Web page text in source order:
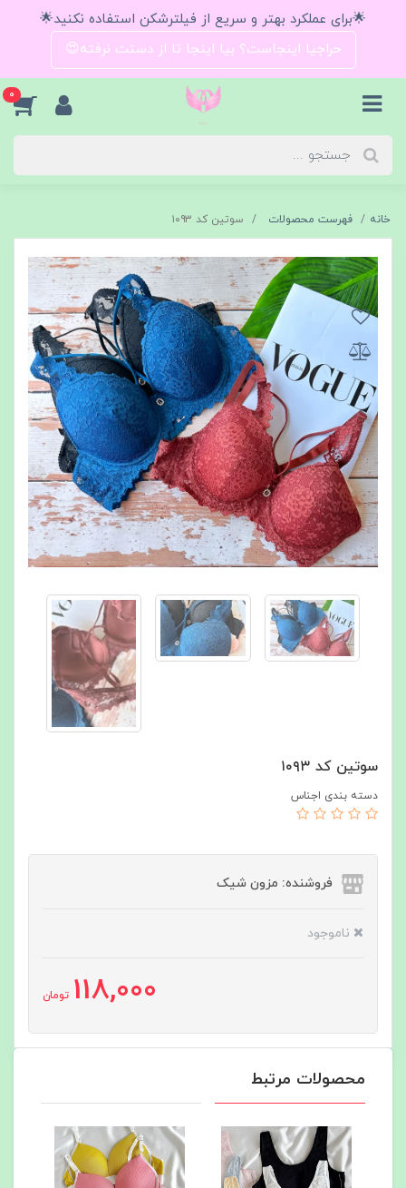
🌟برای عملکرد بهتر و سریع از فیلترشکن استفاده نکنید🌟
حراجیا اینجاست؟ بیا اینجا تا از دستت نرفته😍
0
خانه فهرست محصولات سوتین کد ۱۰۹۳
سوتین کد ۱۰۹۳
دسته بندی اجناس
فروشنده: مزون شیک
ناموجود
118,000 تومان
محصولات مرتبط